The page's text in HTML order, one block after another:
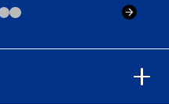
ツ
て準優勝負駆け成功、準優は